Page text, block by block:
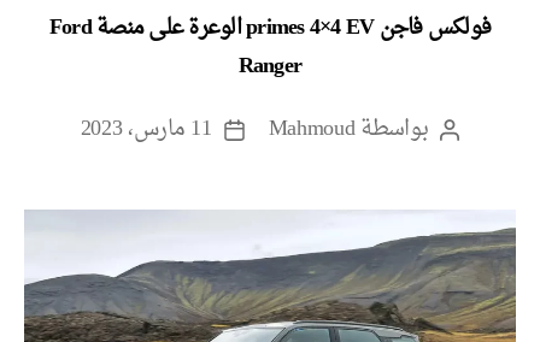
فولكس فاجن primes 4×4 EV الوعرة على منصة Ford
Ranger
كاتببواسطةMahmoud
تاريخ
11 مارس، 2023